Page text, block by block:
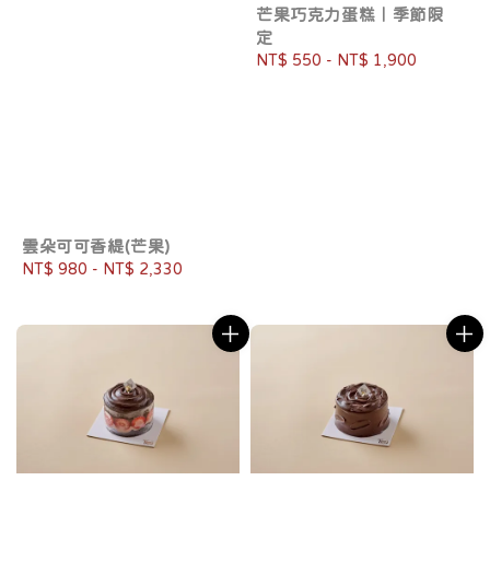
雲朵可可香緹(芒果)
Regular
NT$ 980 - NT$ 2,330
芒果巧克力蛋糕｜季節限
定
Regular
NT$ 550 - NT$ 1,900